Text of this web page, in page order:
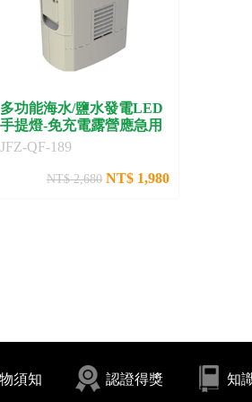
多功能海水/鹽水發電LED
手提燈-免充電露營應急用
JFZ-QF-189
NT$ 2,680 NT$ 1,980
須知 認證得獎 知